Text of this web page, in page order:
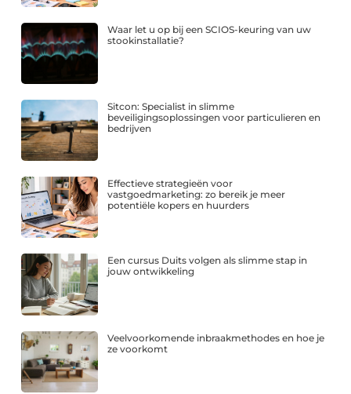
Waar let u op bij een SCIOS-keuring van uw
stookinstallatie?
Sitcon: Specialist in slimme
beveiligingsoplossingen voor particulieren en
bedrijven
Effectieve strategieën voor
vastgoedmarketing: zo bereik je meer
potentiële kopers en huurders
Een cursus Duits volgen als slimme stap in
jouw ontwikkeling
Veelvoorkomende inbraakmethodes en hoe je
ze voorkomt